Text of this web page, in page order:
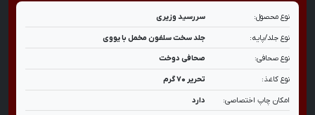
نوع محصول: سررسید وزیری
نوع جلد/پایه: جلد سخت سلفون مخمل با یووی
نوع صحافی: صحافی دوخت
نوع کاغذ: تحریر ۷۰ گرم
امکان چاپ اختصاصی: دارد